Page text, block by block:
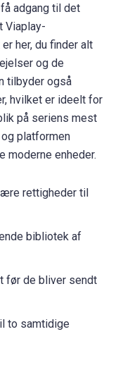
adgang til det
Viaplay-
her, du finder alt
og de
tilbyder også
hvilket er ideelt for
på seriens mest
platformen
moderne enheder.
rettigheder til
bibliotek af
før de bliver sendt
to samtidige